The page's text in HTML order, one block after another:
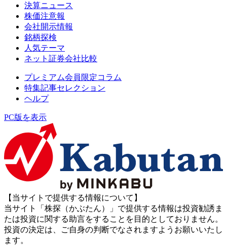
決算ニュース
株価注意報
会社開示情報
銘柄探検
人気テーマ
ネット証券会社比較
プレミアム会員限定コラム
特集記事セレクション
ヘルプ
PC版を表示
【当サイトで提供する情報について】
当サイト「株探（かぶたん）」で提供する情報は投資勧誘ま
たは投資に関する助言をすることを目的としておりません。
投資の決定は、ご自身の判断でなされますようお願いいたし
ます。